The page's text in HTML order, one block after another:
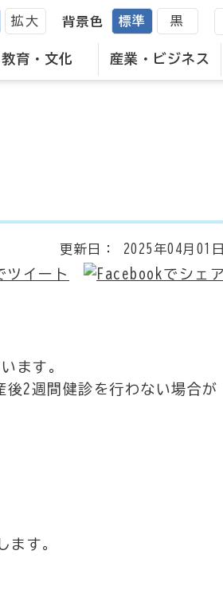
教育・文化 産業・ビジネス
拡大 背景色 標準 黒
更新日： 2025年04月01日
ます。
2週間健診を行わない場合が
ます。